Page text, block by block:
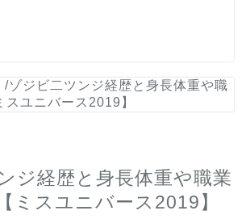
/ゾジビ二ツンジ経歴と身長体重や職
ユニバース2019】
ジ経歴と身長体重や職業
ミスユニバース2019】